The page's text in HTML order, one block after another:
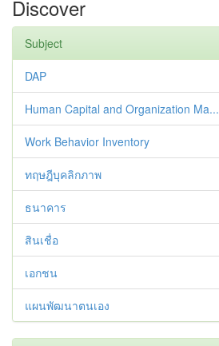
Discover
Subject
DAP
Human Capital and Organization Ma...
Work Behavior Inventory
ทฤษฎีบุคลิกภาพ
ธนาคาร
สินเชื่อ
เอกชน
แผนพัฒนาตนเอง